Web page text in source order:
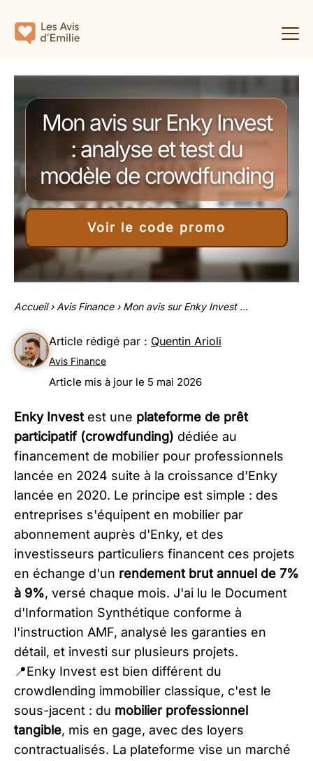
Mon avis sur Enky Invest
: analyse et test du
modèle de crowdfunding
Voir le code promo
Accueil› Avis Finance› Mon avis sur Enky Invest ...
Article rédigé par : Quentin Arioli
Avis Finance
Article mis à jour le 5 mai 2026
Enky Invest est une plateforme de prêt
participatif (crowdfunding) dédiée au
financement de mobilier pour professionnels
lancée en 2024 suite à la croissance d'Enky
lancée en 2020. Le principe est simple : des
entreprises s'équipent en mobilier par
abonnement auprès d'Enky, et des
investisseurs particuliers financent ces projets
en échange d'un rendement brut annuel de 7%
à 9%, versé chaque mois. J'ai lu le Document
d'Information Synthétique conforme à
l'instruction AMF, analysé les garanties en
détail, et investi sur plusieurs projets.
📍Enky Invest est bien différent du
crowdlending immobilier classique, c'est le
sous-jacent : du mobilier professionnel
tangible, mis en gage, avec des loyers
contractualisés. La plateforme vise un marché